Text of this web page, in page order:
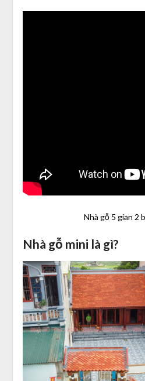
Nhà gỗ 5 gian 2
Nhà gỗ mini là gì?